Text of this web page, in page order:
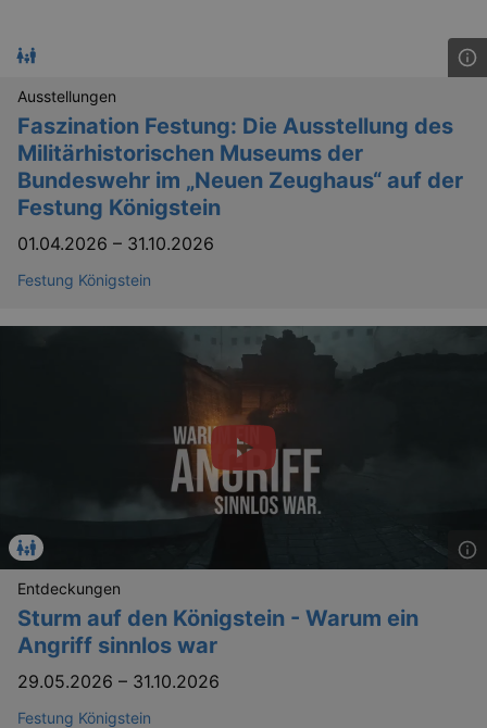
Ausstellungen
Faszination Festung: Die Ausstellung des
Militärhistorischen Museums der
Bundeswehr im „Neuen Zeughaus“ auf der
Festung Königstein
01.04.2026 – 31.10.2026
Festung Königstein
Entdeckungen
Sturm auf den Königstein - Warum ein
Angriff sinnlos war
29.05.2026 – 31.10.2026
Festung Königstein